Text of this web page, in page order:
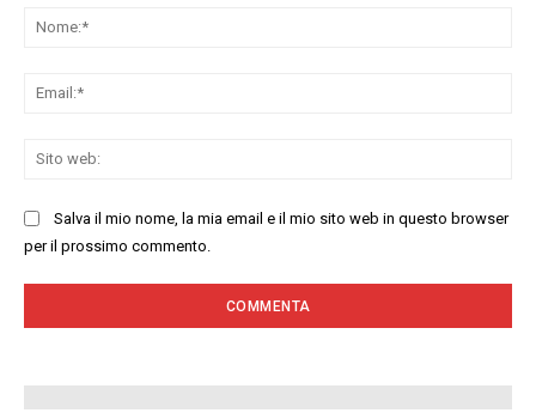
Salva il mio nome, la mia email e il mio sito web in questo browser
per il prossimo commento.